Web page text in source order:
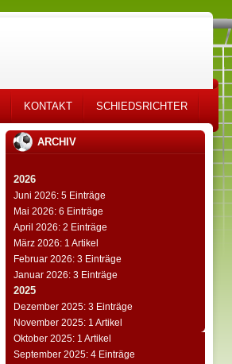
KONTAKT SCHIEDSRICHTER
ARCHIV
2026
Juni 2026: 5 Einträge
Mai 2026: 6 Einträge
April 2026: 2 Einträge
März 2026: 1 Artikel
Februar 2026: 3 Einträge
Januar 2026: 3 Einträge
2025
Dezember 2025: 3 Einträge
November 2025: 1 Artikel
Oktober 2025: 1 Artikel
September 2025: 4 Einträge